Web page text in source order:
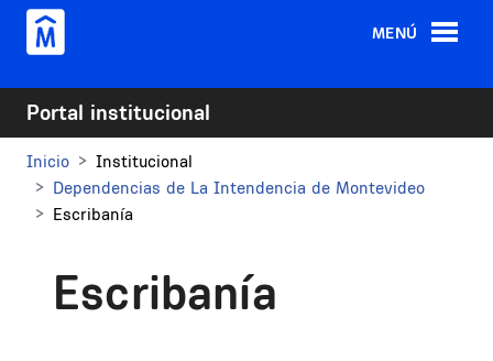
Pasar al contenido principal
MENÚ
Portal institucional
Inicio
Institucional
Dependencias de La Intendencia de Montevideo
Escribanía
Escribanía